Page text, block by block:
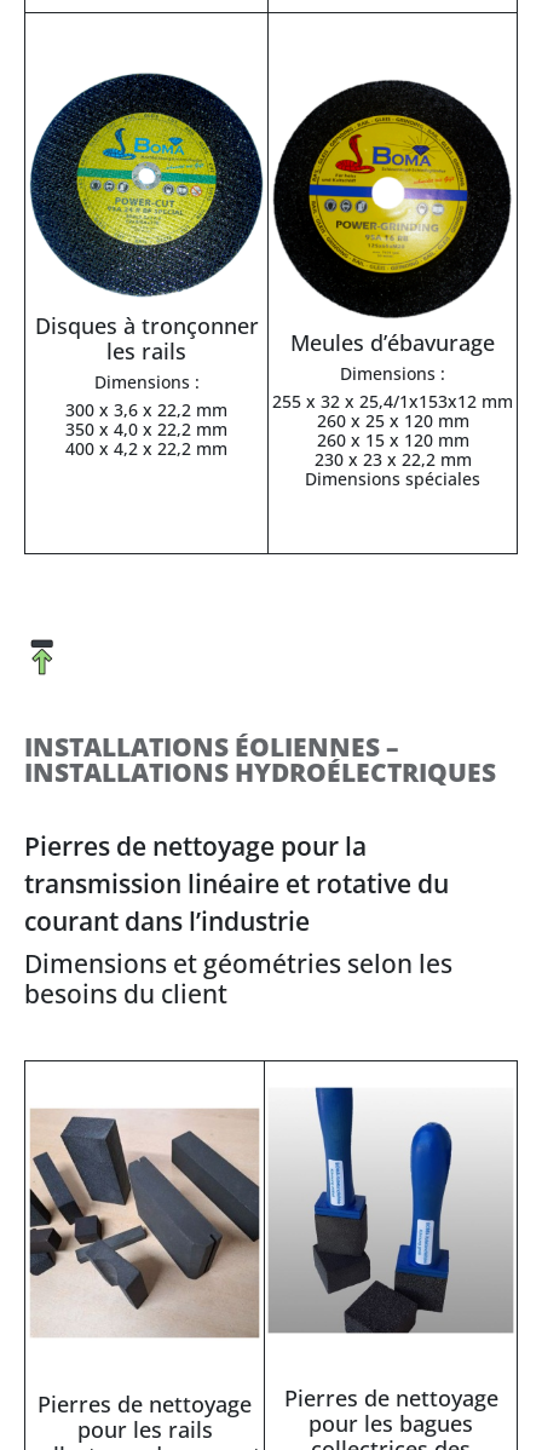
Disques à tronçonner
les rails
Dimensions :
300 x 3,6 x 22,2 mm
350 x 4,0 x 22,2 mm
400 x 4,2 x 22,2 mm
Meules d’ébavurage
Dimensions :
255 x 32 x 25,4/1x153x12 mm
260 x 25 x 120 mm
260 x 15 x 120 mm
230 x 23 x 22,2 mm
Dimensions spéciales
INSTALLATIONS ÉOLIENNES –
INSTALLATIONS HYDROÉLECTRIQUES
Pierres de nettoyage pour la
transmission linéaire et rotative du
courant dans l’industrie
Dimensions et géométries selon les
besoins du client
Pierres de nettoyage
pour les rails
Pierres de nettoyage
pour les bagues